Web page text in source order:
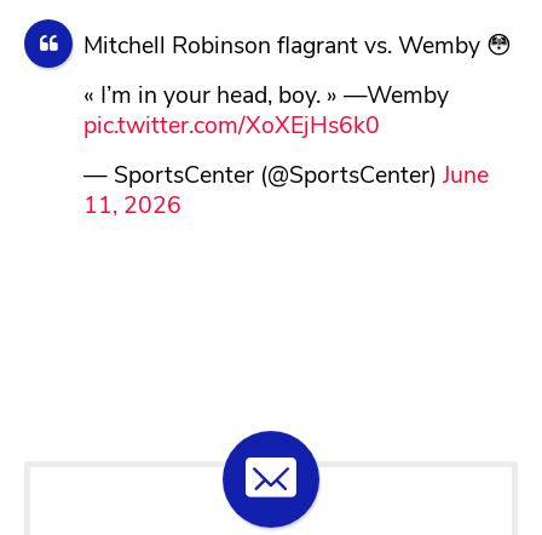
Mitchell Robinson flagrant vs. Wemby 😳
« I’m in your head, boy. » —Wemby
pic.twitter.com/XoXEjHs6k0
— SportsCenter (@SportsCenter) June
11, 2026